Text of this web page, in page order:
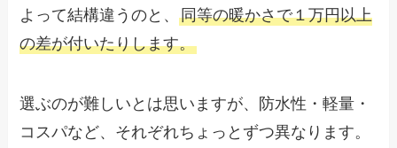
よって結構違うのと、同等の暖かさで１万円以上
の差が付いたりします。
選ぶのが難しいとは思いますが、防水性・軽量・
コスパなど、それぞれちょっとずつ異なります。